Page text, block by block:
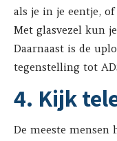
als je in je eentje,
Met glasvezel kun
Daarnaast is de
tegenstelling tot
4. Kijk
De meeste